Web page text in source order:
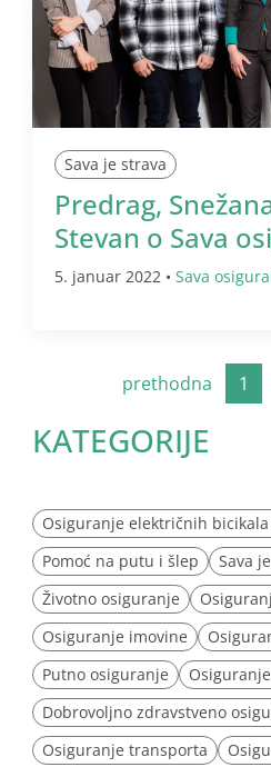
Sava je strava
Predrag,
Stevan o Sava
5. januar 2022 • Sava
prethodna 1
KATEGORIJE
Osiguranje električnih
Pomoć na putu i šlep
Sava
Životno osiguranje
Osiguranje imovine
Putno osiguranje
Dobrovoljno zdravstveno
Osiguranje transporta